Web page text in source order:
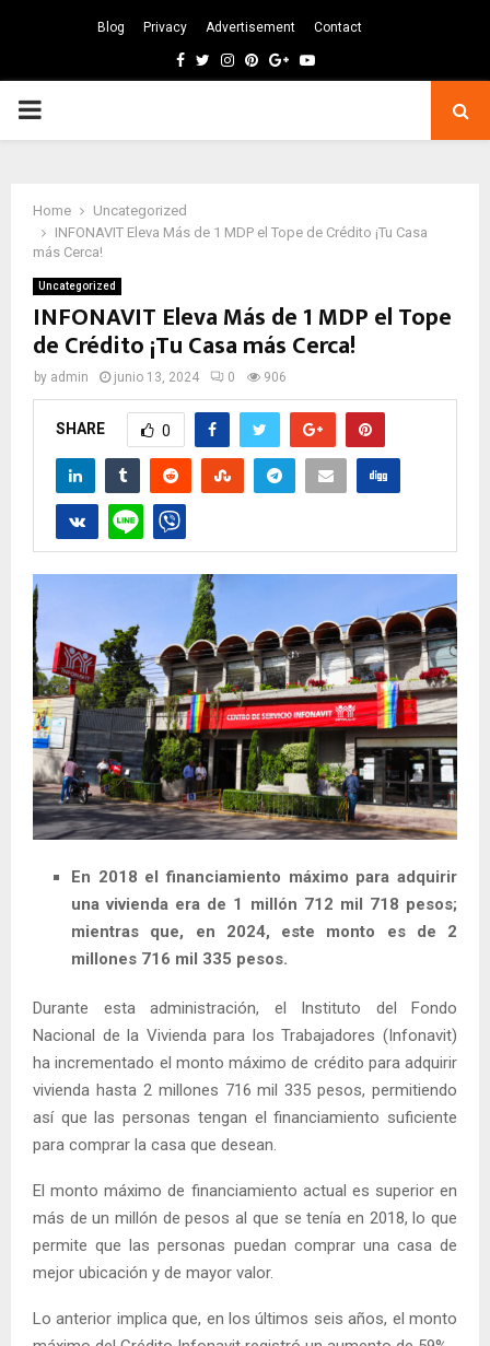
Blog Privacy Advertisement Contact
Facebook
TwitterInstagram
Pinterest
GoogleYoutube
PRIMARY
Home
Uncategorized
INFONAVIT Eleva Más de 1 MDP el Tope de Crédito ¡Tu Casa
más Cerca!
Uncategorized
INFONAVIT Eleva Más de 1 MDP el Tope
de Crédito ¡Tu Casa más Cerca!
by admin junio 13, 2024 0 906
SHARE 0
En 2018 el financiamiento máximo para adquirir
una vivienda era de 1 millón 712 mil 718 pesos;
mientras que, en 2024, este monto es de 2
millones 716 mil 335 pesos.
Durante esta administración, el Instituto del Fondo
Nacional de la Vivienda para los Trabajadores (Infonavit)
ha incrementado el monto máximo de crédito para adquirir
vivienda hasta 2 millones 716 mil 335 pesos, permitiendo
así que las personas tengan el financiamiento suficiente
para comprar la casa que desean.
El monto máximo de financiamiento actual es superior en
más de un millón de pesos al que se tenía en 2018, lo que
permite que las personas puedan comprar una casa de
mejor ubicación y de mayor valor.
Lo anterior implica que, en los últimos seis años, el monto